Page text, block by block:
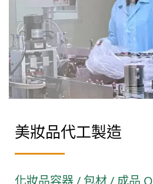
美妝品代工製造
化妝品容器 / 包材 / 成品